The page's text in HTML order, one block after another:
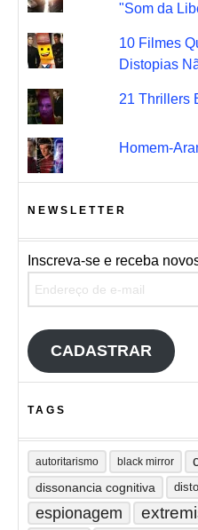
"Som da
10 Filmes
Distopias
21 Thrillers
Homem-
NEWSLETTER
Inscreva-se e receba
CADASTRAR
TAGS
autoritarismo black mirror
dissonancia cognitiva
espionagem